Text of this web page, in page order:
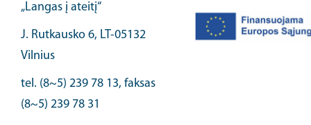
„Langas į ateitį“
J. Rutkausko 6, LT-05132
Vilnius
tel. (8~5) 239 78 13, faksas
(8~5) 239 78 31